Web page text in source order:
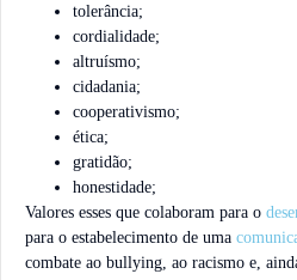
tolerância;
cordialidade;
altruísmo;
cidadania;
cooperativismo;
ética;
gratidão;
honestidade;
Valores esses que colaboram para o
para o estabelecimento de uma
combate ao bullying, ao racismo e,